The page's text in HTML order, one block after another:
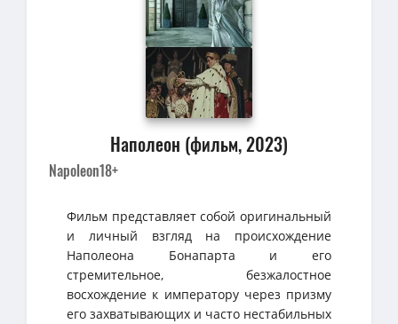
Наполеон (фильм, 2023)
Napoleon18+
Фильм представляет собой оригинальный
и личный взгляд на происхождение
Наполеона Бонапарта и его
стремительное, безжалостное
восхождение к императору через призму
его захватывающих и часто нестабильных